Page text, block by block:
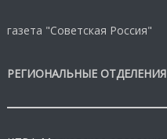
газета "Советская Россия"
РЕГИОНАЛЬНЫЕ ОТДЕЛЕНИЯ